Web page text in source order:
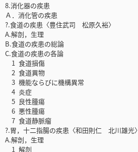
8.消化器の疾患
Ａ．消化管の疾患
?.食道の疾患〈豊住武司 松原久裕〉
A.解剖，生理
B.食道の疾患の総論
C.食道の疾患の各論
1 食道損傷
2 食道異物
3 機能ならびに機構異常
4 炎症
5 良性腫瘍
6 悪性腫瘍
7 食道静脈瘤
?.胃，十二指腸の疾患〈和田則仁 北川雄光〉
A.解剖，生理
1 解剖